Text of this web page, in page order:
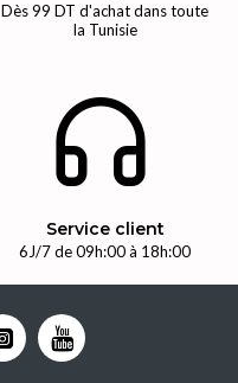
Dès 99 DT d'achat dans toute
la Tunisie
Service client
6J/7 de 09h:00 à 18h:00